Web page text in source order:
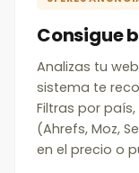
Consigue
Analizas tu
sistema te
Filtras por
(Ahrefs, Moz,
en el precio o